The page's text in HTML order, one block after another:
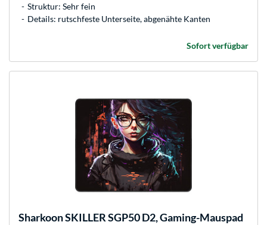
Struktur: Sehr fein
Details: rutschfeste Unterseite, abgenähte Kanten
Sofort verfügbar
SharkoonSKILLER SGP50 D2, Gaming-Mauspad